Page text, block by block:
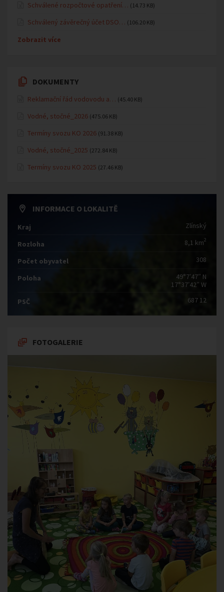
Schválené rozpočtové opatření… (14.73 KB)
Schválený závěrečný účet DSO… (106.20 KB)
Zobrazit více
DOKUMENTY
Reklamační řád vodovodu a… (45.40 KB)
Vodné, stočné_2026 (475.06 KB)
Termíny svozu KO 2026 (91.38 KB)
Vodné, stočné_2025 (272.84 KB)
Termíny svozu KO 2025 (27.46 KB)
INFORMACE O LOKALITĚ
Kraj Zlínský
Rozloha 8,1 km2
Počet obyvatel 308
Poloha
49°7′47″ N
17°37′42″ W
PSČ
687 12
FOTOGALERIE